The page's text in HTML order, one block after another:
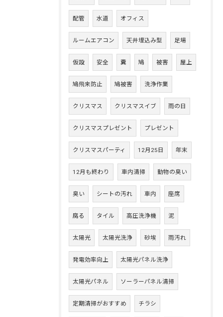
配管 水道 オフィス
ルームエアコン 天井埋込み型 足場
仮設 安全 糞 鳩 被害 屋上
鳩飛来防止 鳩被害 洗浄作業
クリスマス クリスマスイブ 雨の日
クリスマスプレゼント プレゼント
クリスマスパーティ 12月25日 年末
12月も終わり 車内清掃 動物の臭い
臭い シートの汚れ 車内 座席
腐る タイル 高圧洗浄機 泥
太陽光 太陽光洗浄 砂埃 雨汚れ
発電効率向上 太陽光パネル洗浄
太陽光パネル ソーラーパネル清掃
定期清掃がおすすめ チラシ